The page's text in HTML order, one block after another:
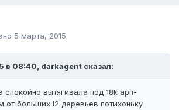
5 марта, 2015
в 08:40, darkagent сказал:
спокойно вытягивала под 18k арп-
от больших l2 деревьев потихоньку